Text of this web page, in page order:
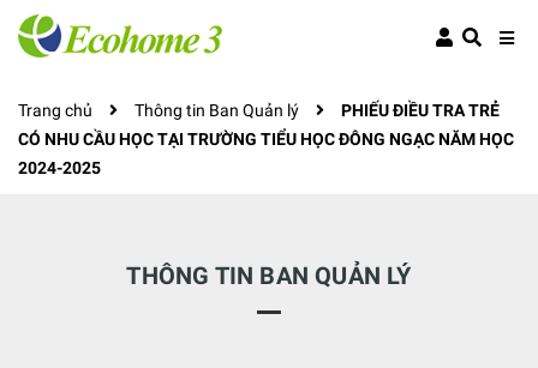
Trang chủ Thông tin Ban Quản lý
PHIẾU ĐIỀU TRA TRẺ
CÓ NHU CẦU HỌC TẠI TRƯỜNG TIỂU HỌC ĐÔNG NGẠC NĂM HỌC
2024-2025
THÔNG TIN BAN QUẢN LÝ